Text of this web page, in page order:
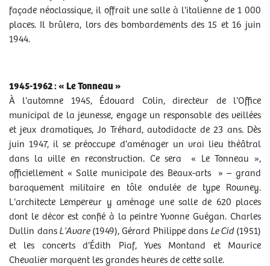
façade néoclassique, il offrait une salle à l'italienne de 1 000
places. Il brûlera, lors des bombardements des 15 et 16 juin
1944.
1945-1962 : « Le Tonneau »
À l'automne 1945, Édouard Colin, directeur de l'Office
municipal de la jeunesse, engage un responsable des veillées
et jeux dramatiques, Jo Tréhard, autodidacte de 23 ans. Dès
juin 1947, il se préoccupe d'aménager un vrai lieu théâtral
dans la ville en reconstruction. Ce sera « Le Tonneau »,
officiellement « Salle municipale des Beaux-arts » – grand
baraquement militaire en tôle ondulée de type Rowney.
L'architecte Lempereur y aménage une salle de 620 places
dont le décor est confié à la peintre Yvonne Guégan. Charles
Dullin dans L'Avare(1949), Gérard Philippe dans Le Cid(1951)
et les concerts d'Édith Piaf, Yves Montand et Maurice
Chevalier marquent les grandes heures de cette salle.